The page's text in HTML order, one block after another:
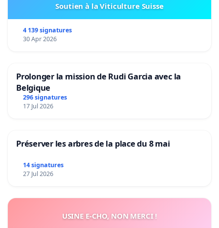
Soutien à la Viticulture Suisse
4 139 signatures
30 Apr 2026
Prolonger la mission de Rudi Garcia avec la
Belgique
296 signatures
17 Jul 2026
Préserver les arbres de la place du 8 mai
14 signatures
27 Jul 2026
USINE E-CHO, NON MERCI !